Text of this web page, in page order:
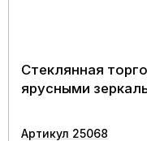
Стеклянная
ярусными
Артикул 25068